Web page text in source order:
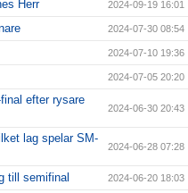
Herr 2024-09-19 16:01
2024-07-30 08:54
2024-07-10 19:36
2024-07-05 20:20
efter rysare
2024-06-30 20:43
lag spelar SM-
2024-06-28 07:28
till semifinal 2024-06-20 18:03